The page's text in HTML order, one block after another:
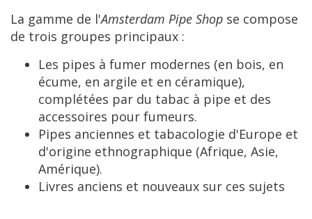
La gamme de l'Amsterdam Pipe Shop se compose
de trois groupes principaux :
Les pipes à fumer modernes (en bois, en
écume, en argile et en céramique),
complétées par du tabac à pipe et des
accessoires pour fumeurs.
Pipes anciennes et tabacologie d'Europe et
d'origine ethnographique (Afrique, Asie,
Amérique).
Livres anciens et nouveaux sur ces sujets